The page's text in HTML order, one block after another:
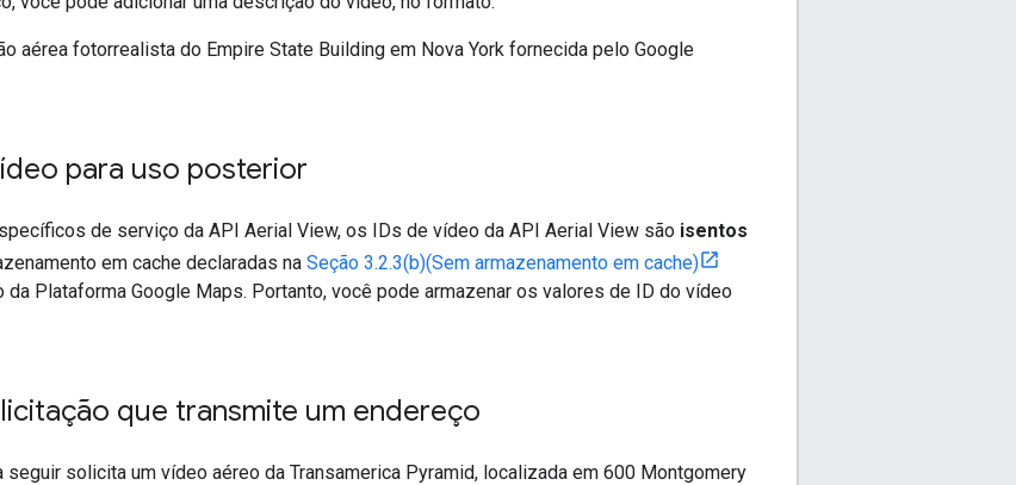
aérea fotorrealista do Empire State Building em Nova York fornecida pelo Google
para uso posterior
de serviço da API Aerial View, os IDs de vídeo da API Aerial View são isentos
em cache declaradas na Seção 3.2.3(b)(Sem armazenamento em cache)
da Plataforma Google Maps. Portanto, você pode armazenar os valores de ID do vídeo
que transmite um endereço
solicita um vídeo aéreo da Transamerica Pyramid, localizada em 600 Montgomery